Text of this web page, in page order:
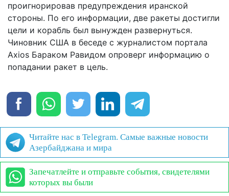
проигнорировав предупреждения иранской
стороны. По его информации, две ракеты достигли
цели и корабль был вынужден развернуться.
Чиновник США в беседе с журналистом портала
Axios Бараком Равидом опроверг информацию о
попадании ракет в цель.
Читайте нас в Telegram. Самые важные новости
Азербайджана и мира
Запечатлейте и отправьте события, свидетелями
которых вы были